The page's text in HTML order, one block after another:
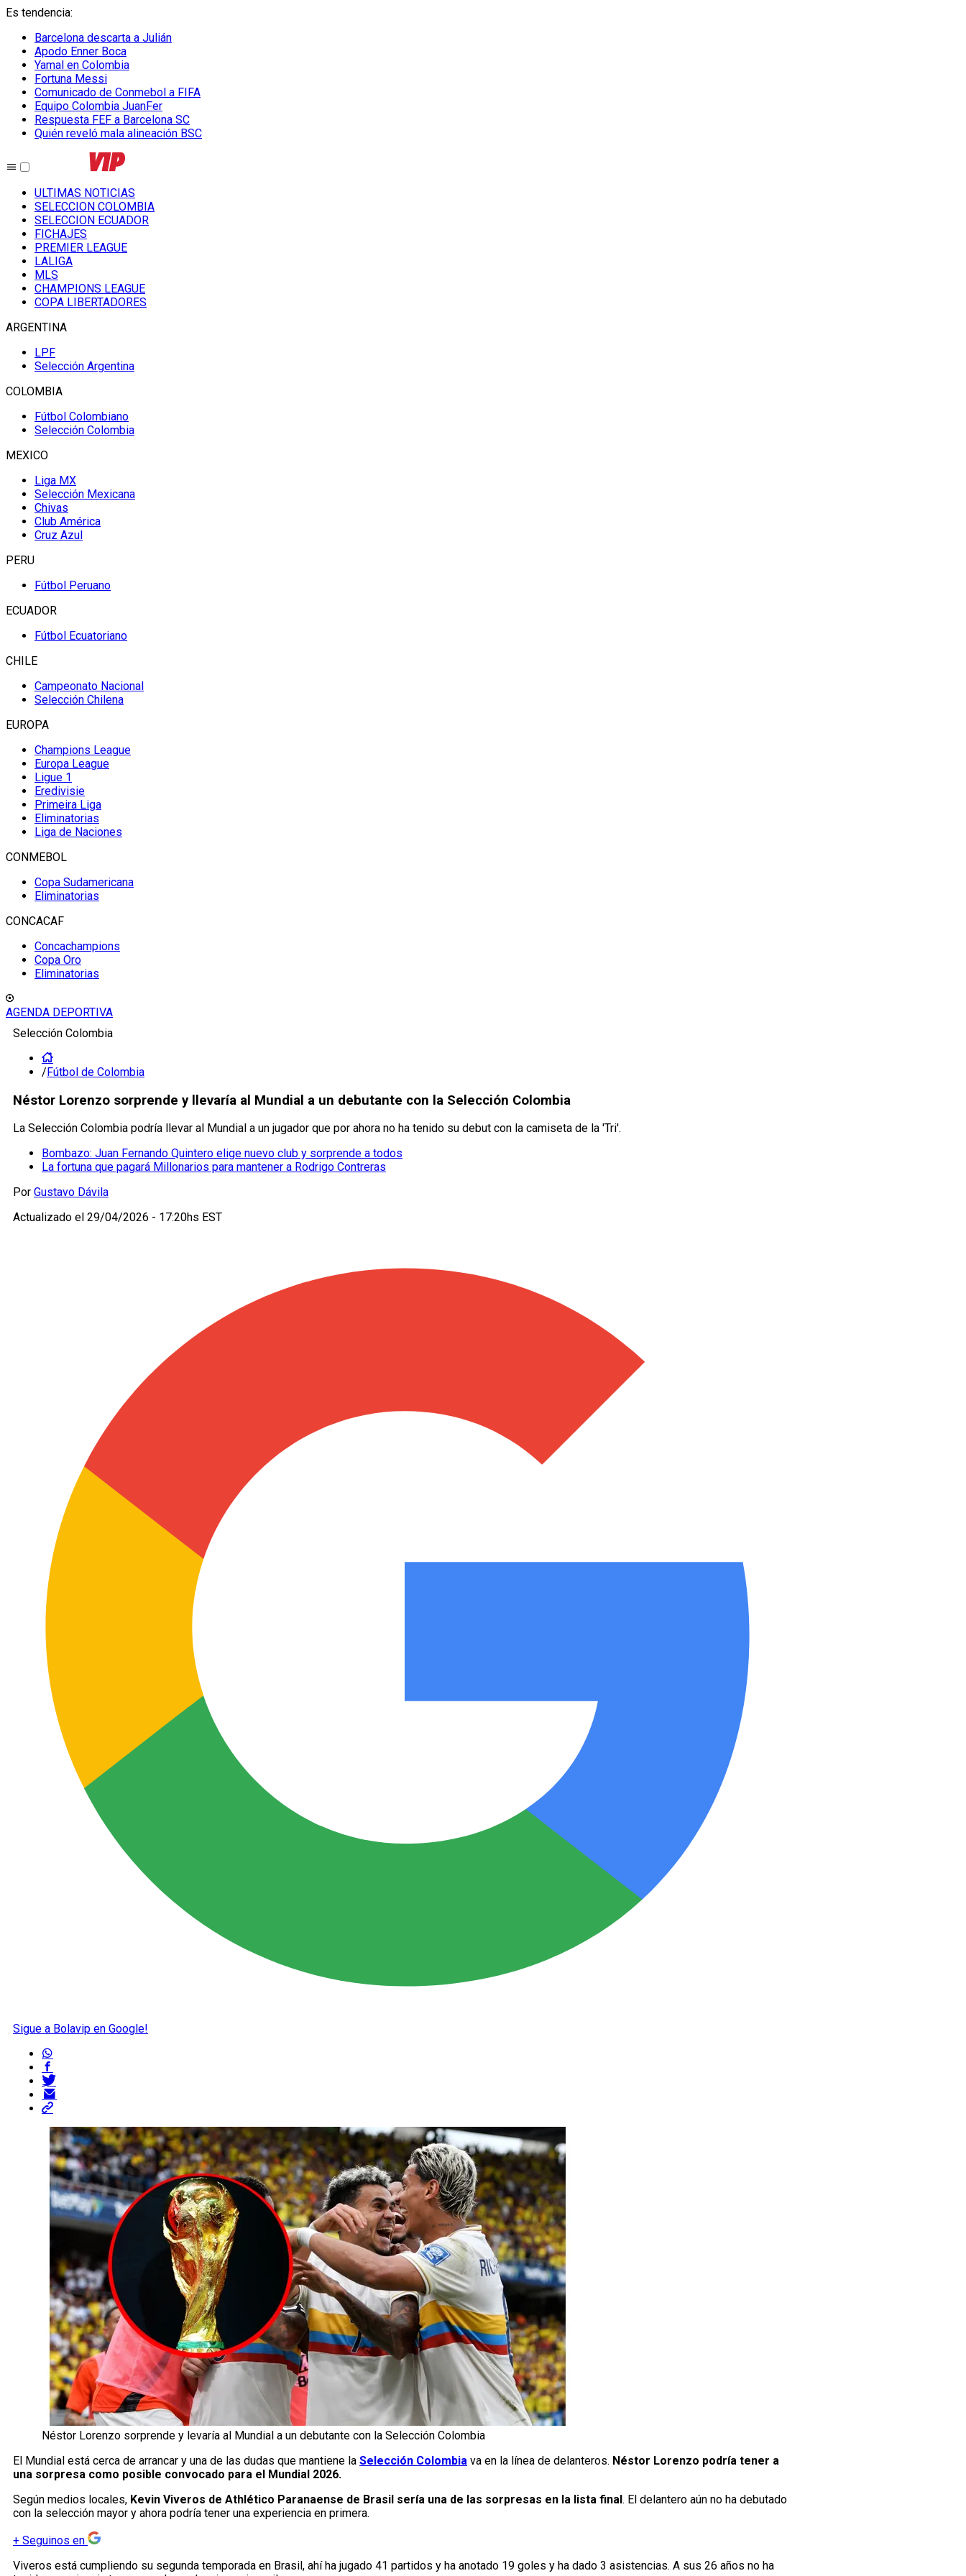
Es tendencia:
Barcelona descarta a Julián
Apodo Enner Boca
Yamal en Colombia
Fortuna Messi
Comunicado de Conmebol a FIFA
Equipo Colombia JuanFer
Respuesta FEF a Barcelona SC
Quién reveló mala alineación BSC
ULTIMAS NOTICIAS
SELECCION COLOMBIA
SELECCION ECUADOR
FICHAJES
PREMIER LEAGUE
LALIGA
MLS
CHAMPIONS LEAGUE
COPA LIBERTADORES
ARGENTINA
LPF
Selección Argentina
COLOMBIA
Fútbol Colombiano
Selección Colombia
MEXICO
Liga MX
Selección Mexicana
Chivas
Club América
Cruz Azul
PERU
Fútbol Peruano
ECUADOR
Fútbol Ecuatoriano
CHILE
Campeonato Nacional
Selección Chilena
EUROPA
Champions League
Europa League
Ligue 1
Eredivisie
Primeira Liga
Eliminatorias
Liga de Naciones
CONMEBOL
Copa Sudamericana
Eliminatorias
CONCACAF
Concachampions
Copa Oro
Eliminatorias
AGENDA DEPORTIVA
Selección Colombia
/Fútbol de Colombia
Néstor Lorenzo sorprende y llevaría al Mundial a un debutante con la Selección Colombia
La Selección Colombia podría llevar al Mundial a un jugador que por ahora no ha tenido su debut con la camiseta de la 'Tri'.
Bombazo: Juan Fernando Quintero elige nuevo club y sorprende a todos
La fortuna que pagará Millonarios para mantener a Rodrigo Contreras
Por Gustavo Dávila
Actualizado el 29/04/2026 - 17:20hs EST
Sigue a Bolavip en Google!
Néstor Lorenzo sorprende y levaría al Mundial a un debutante con la Selección Colombia
El Mundial está cerca de arrancar y una de las dudas que mantiene la Selección Colombia va en la línea de delanteros. Néstor Lorenzo podría tener a
una sorpresa como posible convocado para el Mundial 2026.
Según medios locales, Kevin Viveros de Athlético Paranaense de Brasil sería una de las sorpresas en la lista final . El delantero aún no ha debutado
con la selección mayor y ahora podría tener una experiencia en primera.
+ Seguinos en
Viveros está cumpliendo su segunda temporada en Brasil, ahí ha jugado 41 partidos y ha anotado 19 goles y ha dado 3 asistencias. A sus 26 años no ha